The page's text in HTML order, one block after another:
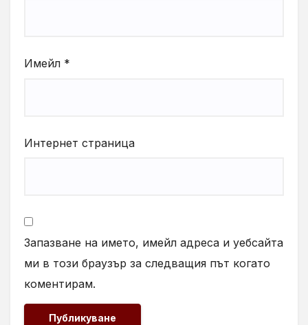
Имейл *
Интернет страница
Запазване на името, имейл адреса и уебсайта
ми в този браузър за следващия път когато
коментирам.